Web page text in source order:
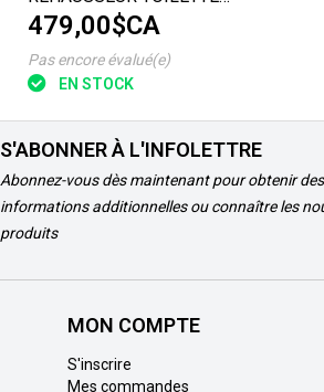
DE GRANDE TAILLE
479,00$CA
Pas encore évalué(e)
EN STOCK
S'ABONNER À L'INFOLETTRE
Abonnez-vous dès maintenant pour obtenir des
informations additionnelles ou connaître les
produits
MON COMPTE
S'inscrire
Mes commandes